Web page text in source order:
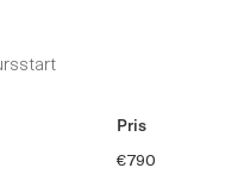
Pris
€790